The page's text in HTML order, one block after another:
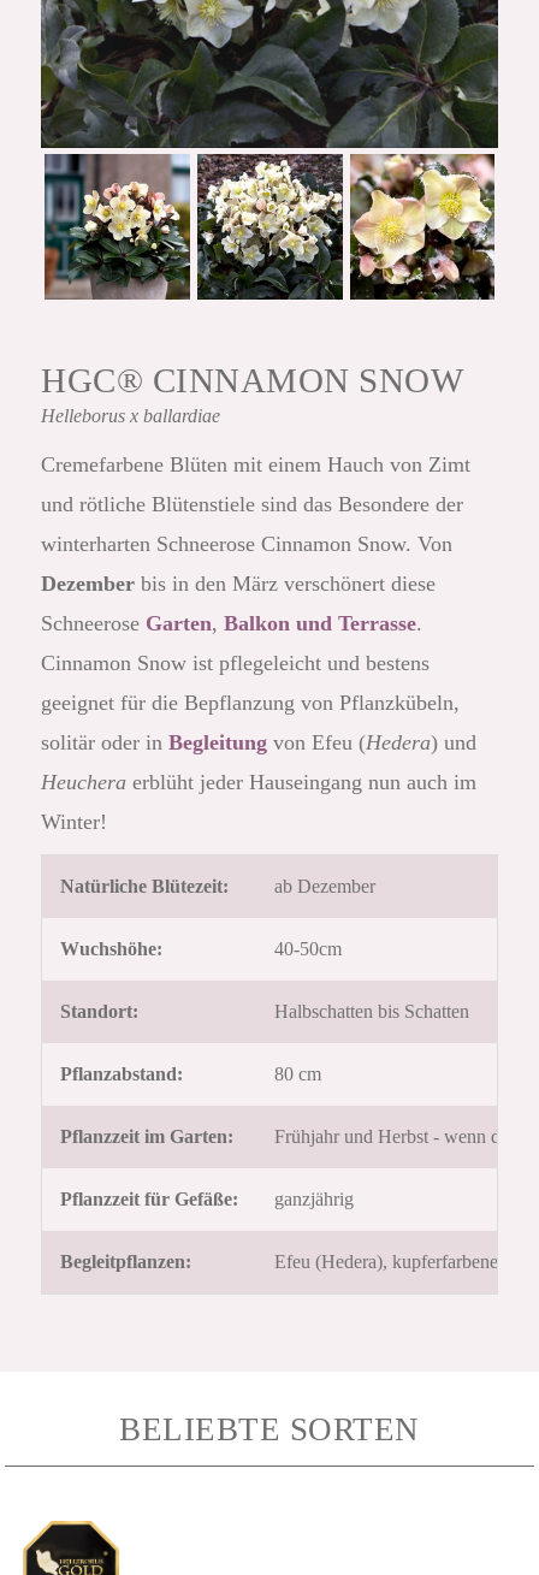
HGC® CINNAMON SNOW
Helleborusx ballardiae
Cremefarbene Blüten mit einem Hauch von Zimt
und rötliche Blütenstiele sind das Besondere der
winterharten Schneerose Cinnamon Snow. Von
Dezember bis in den März verschönert diese
Schneerose Garten,Balkon und Terrasse.
Cinnamon Snow ist pflegeleicht und bestens
geeignet für die Bepflanzung von Pflanzkübeln,
solitär oder inBegleitung von Efeu (Hedera) und
Heuchera erblüht jeder Hauseingang nun auch im
Winter!
Natürliche Blütezeit: ab Dezember
Wuchshöhe: 40-50cm
Standort: Halbschatten bis Schatten
Pflanzabstand: 80 cm
Pflanzzeit im Garten: Frühjahr und Herbst - wenn der
Pflanzzeit für Gefäße: ganzjährig
Begleitpflanzen: Efeu (Hedera), kupferfarbene
BELIEBTE SORTEN